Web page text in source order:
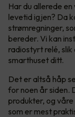
Har du allerede
levetid igjen? Da
strømregninger,
bereder. Vi kan
radiostyrt relé, slik
smarthuset ditt.
Det er altså håp
for noen år siden.
produkter, og
som er mest